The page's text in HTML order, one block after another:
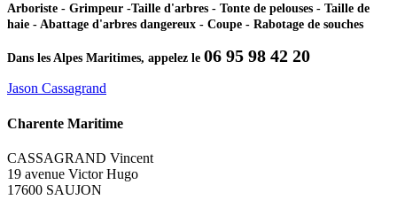
Arboriste - Grimpeur -Taille d'arbres - Tonte de pelouses - Taille de
haie - Abattage d'arbres dangereux - Coupe - Rabotage de souches
Dans les Alpes Maritimes, appelez le 06 95 98 42 20
Jason Cassagrand
Charente Maritime
CASSAGRAND Vincent
19 avenue Victor Hugo
17600 SAUJON